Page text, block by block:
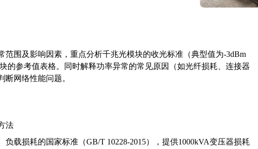
范围及影响因素，重点分析千兆光模块的收光标准（典型值为-3dBm
的参考值表格。同时解释功率异常的常见原因（如光纤损耗、连接器
断网络性能问题。
法
载损耗的国家标准（GB/T 10228-2015），提供1000kVA变压器损耗